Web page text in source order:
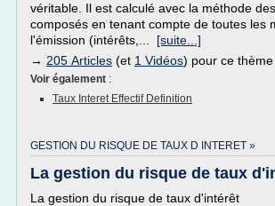
véritable. Il est calculé avec la méthode
composés en tenant compte de toutes les
l'émission (intérêts,... [suite...]
→ 205 Articles (et 1 Vidéos) pour ce thème
Voir également :
Taux Interet Effectif Definition
GESTION DU RISQUE DE TAUX D INTERET »
La gestion du risque de taux
La gestion du risque de taux d'intérêt